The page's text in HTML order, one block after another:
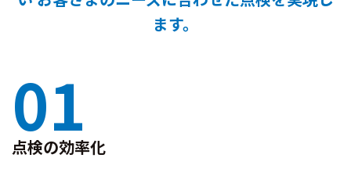
ます。
01
点検の効率化